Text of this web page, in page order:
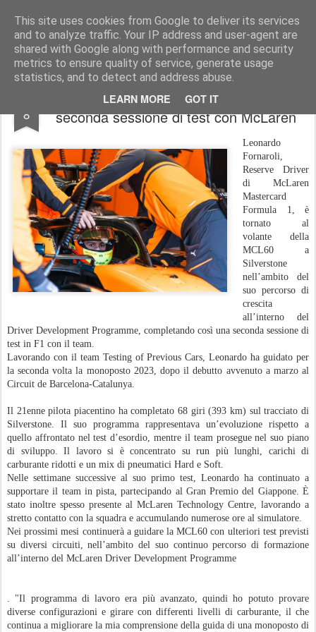
This site uses cookies from Google to deliver its services
and to analyze traffic. Your IP address and user-agent are
shared with Google along with performance and security
metrics to ensure quality of service, generate usage
statistics, and to detect and address abuse.
LEARN MORE GOT IT
AutoMotoCorse. Motorsport Random News 280912
8
F1\Leonardo Fornaroli in pista per la
seconda sessione di test con McLaren
Leonardo
Fornaroli,
Reserve Driver
di McLaren
Mastercard
Formula 1, è
tornato al
volante della
MCL60 a
Silverstone
nell’ambito del
suo percorso di
crescita
all’interno del
Driver Development Programme, completando così una seconda sessione di
test in F1 con il team.
Lavorando con il team Testing of Previous Cars, Leonardo ha guidato per
la seconda volta la monoposto 2023, dopo il debutto avvenuto a marzo al
Circuit de Barcelona-Catalunya.
Il 21enne pilota piacentino ha completato 68 giri (393 km) sul tracciato di
Silverstone. Il suo programma rappresentava un’evoluzione rispetto a
quello affrontato nel test d’esordio, mentre il team prosegue nel suo piano
di sviluppo. Il lavoro si è concentrato su run più lunghi, carichi di
carburante ridotti e un mix di pneumatici Hard e Soft.
Nelle settimane successive al suo primo test, Leonardo ha continuato a
supportare il team in pista, partecipando al Gran Premio del Giappone. È
stato inoltre spesso presente al McLaren Technology Centre, lavorando a
stretto contatto con la squadra e accumulando numerose ore al simulatore.
Nei prossimi mesi continuerà a guidare la MCL60 con ulteriori test previsti
su diversi circuiti, nell’ambito del suo continuo percorso di formazione
all’interno del McLaren Driver Development Programme
. "Il programma di lavoro era più avanzato, quindi ho potuto provare
diverse configurazioni e girare con differenti livelli di carburante, il che
continua a migliorare la mia comprensione della guida di una monoposto di